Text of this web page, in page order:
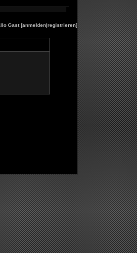
Gast [anmelden|registrieren]